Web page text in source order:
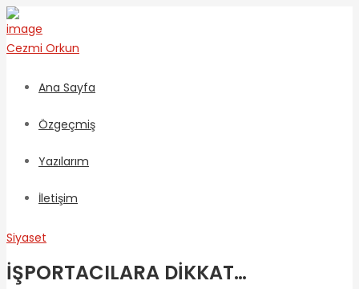
Cezmi Orkun
Ana Sayfa
Özgeçmiş
Yazılarım
İletişim
Siyaset
İŞPORTACILARA DİKKAT…